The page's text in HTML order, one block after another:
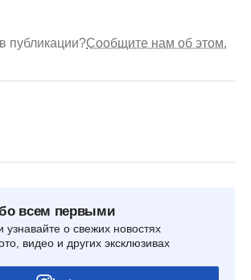
публикации?Сообщите нам об этом.
всем первыми
о свежих новостях
видео и других эксклюзивах